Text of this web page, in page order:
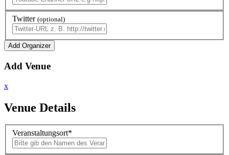
Twitter (optional)
Add Venue
x
Venue Details
Veranstaltungsort*